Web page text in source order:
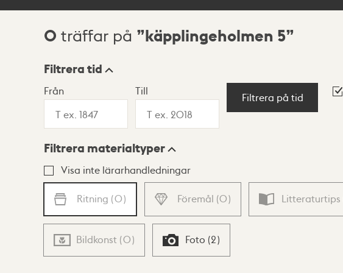
Sökresultat
0 träffar på käpplingeholmen 5
Visningsläge
Lista Karta
Filtrera tid
Från Till
Filtrera på tid
Filtrera materialtyper
Visa inte lärarhandledningar
Ritning (0) Föremål (0) Litteraturtips
Bildkonst (0) Foto (2)